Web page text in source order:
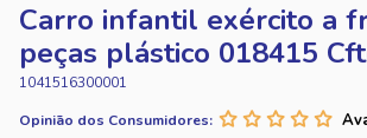
Carro infantil exército a
peças plástico 018415
1041516300001
Opinião dos Consumidores: